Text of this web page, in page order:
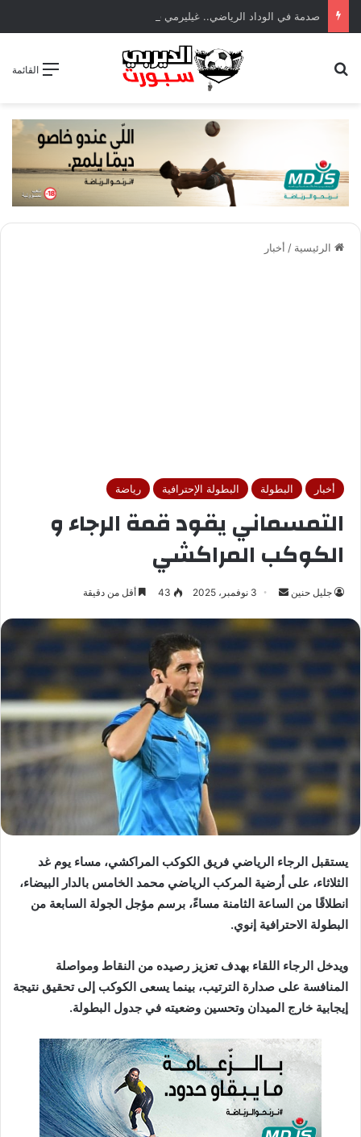
القائمة
الرئيسية / أخبار
أخبار البطولة البطولة الإحترافية رياضة
التمسماني يقود قمة الرجاء و
الكوكب المراكشي
جليل حنين
ا
إ
و
ي
ا
3 نوفمبر، 2025 43 أقل من دقيقة
يستقبل الرجاء الرياضي فريق الكوكب المراكشي، مساء يوم غد
الثلاثاء، على أرضية المركب الرياضي محمد الخامس بالدار البيضاء،
انطلاقًا من الساعة الثامنة مساءً، برسم مؤجل الجولة السابعة من
البطولة الاحترافية إنوي.
ويدخل الرجاء اللقاء بهدف تعزيز رصيده من النقاط ومواصلة
المنافسة على صدارة الترتيب، بينما يسعى الكوكب إلى تحقيق نتيجة
إيجابية خارج الميدان وتحسين وضعيته في جدول البطولة.